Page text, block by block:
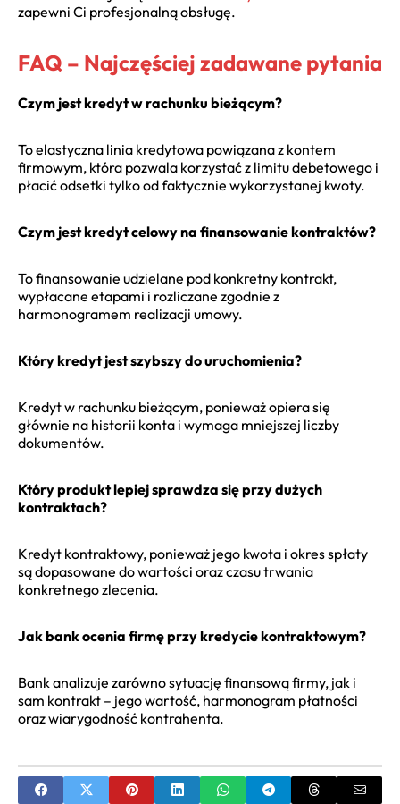
zapewni Ci profesjonalną obsługę.
FAQ – Najczęściej zadawane pytania
Czym jest kredyt w rachunku bieżącym?
To elastyczna linia kredytowa powiązana z kontem
firmowym, która pozwala korzystać z limitu debetowego i
płacić odsetki tylko od faktycznie wykorzystanej kwoty.
Czym jest kredyt celowy na finansowanie kontraktów?
To finansowanie udzielane pod konkretny kontrakt,
wypłacane etapami i rozliczane zgodnie z
harmonogramem realizacji umowy.
Który kredyt jest szybszy do uruchomienia?
Kredyt w rachunku bieżącym, ponieważ opiera się
głównie na historii konta i wymaga mniejszej liczby
dokumentów.
Który produkt lepiej sprawdza się przy dużych
kontraktach?
Kredyt kontraktowy, ponieważ jego kwota i okres spłaty
są dopasowane do wartości oraz czasu trwania
konkretnego zlecenia.
Jak bank ocenia firmę przy kredycie kontraktowym?
Bank analizuje zarówno sytuację finansową firmy, jak i
sam kontrakt – jego wartość, harmonogram płatności
oraz wiarygodność kontrahenta.